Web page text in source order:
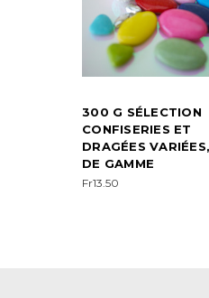
300 G SÉLECTION
CONFISERIES ET
DRAGÉES
DE GAMME
Fr13.50